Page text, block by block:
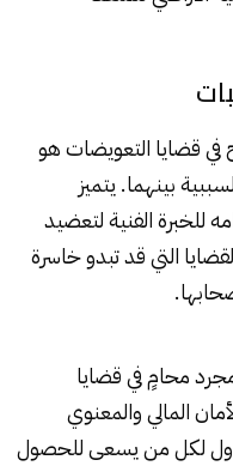
في قضايا التعويضات هو
بينهما. يتميز
للخبرة الفنية لتعضيد
التي قد تبدو خاسرة
محامٍ في قضايا
المالي والمعنوي
أول لكل من يسعى للحصول